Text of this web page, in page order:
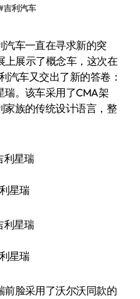
吉利汽车
上展示了概念车，这次在
汽车又交出了新的答卷：
。该车采用了CMA架
族的传统设计语言，整
星瑞
星瑞
脸采用了沃尔沃同款的